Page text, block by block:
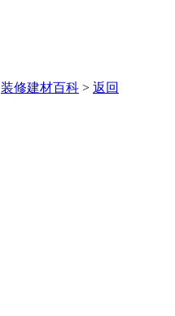
装修建材百科 > 返回